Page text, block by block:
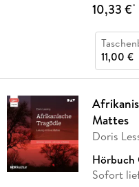
10,33 €*
11,00 €
Mattes
Doris
Hörbuch
Sofort